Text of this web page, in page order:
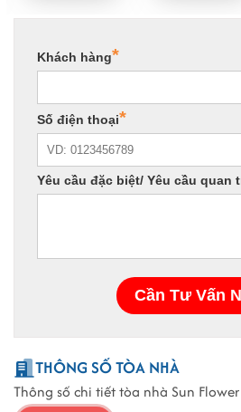
THÔNG SỐ TÒA NHÀ
Thông số chi tiết tòa nhà Sun